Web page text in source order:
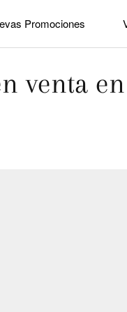
Promociones
venta